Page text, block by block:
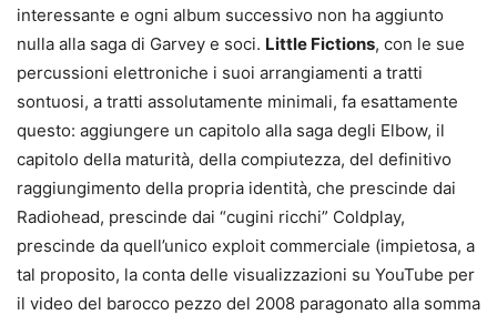
interessante e ogni album successivo non ha aggiunto
nulla alla saga di Garvey e soci. Little Fictions, con le sue
percussioni elettroniche i suoi arrangiamenti a tratti
sontuosi, a tratti assolutamente minimali, fa esattamente
questo: aggiungere un capitolo alla saga degli Elbow, il
capitolo della maturità, della compiutezza, del definitivo
raggiungimento della propria identità, che prescinde dai
Radiohead, prescinde dai “cugini ricchi” Coldplay,
prescinde da quell’unico exploit commerciale (impietosa, a
tal proposito, la conta delle visualizzazioni su YouTube per
il video del barocco pezzo del 2008 paragonato alla somma